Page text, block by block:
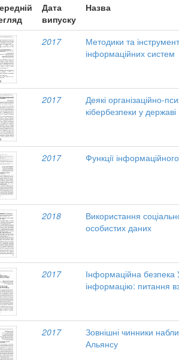
Дата
випуску
Назва
2017
Методики та
інформаційних систем
2017
Деякі організаційно-
кібербезпеки у державі
2017 Функції
2018
Використання
особистих даних
2017
Інформаційна
інформацію: питання
2017
Зовнішні чинники
Альянсу